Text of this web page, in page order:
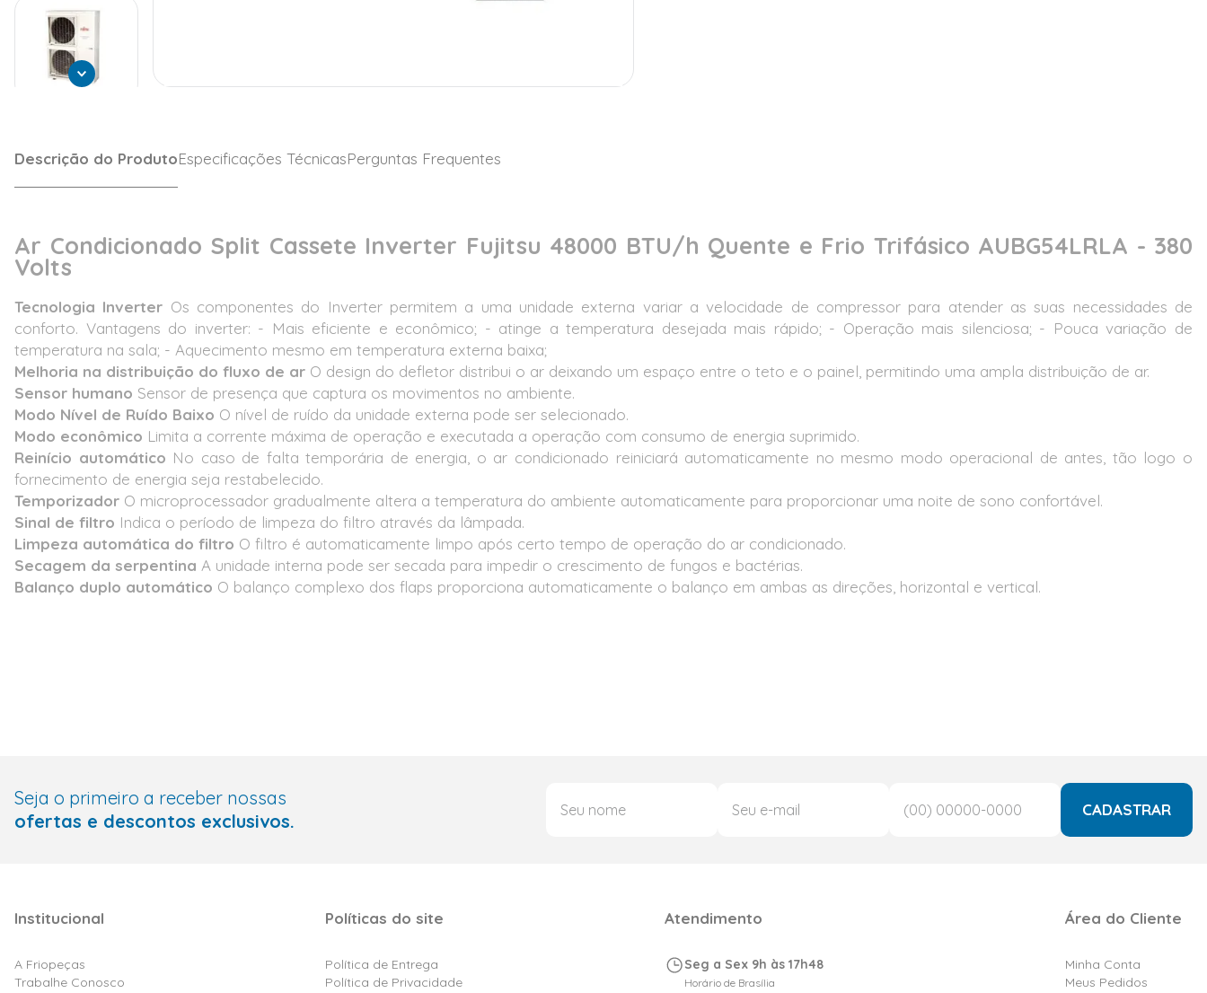
Descrição do ProdutoEspecificações TécnicasPerguntas Frequentes
Ar Condicionado Split Cassete Inverter Fujitsu 48000 BTU/h Quente e Frio Trifásico AUBG54LRLA - 380
Volts
Tecnologia Inverter Os componentes do Inverter permitem a uma unidade externa variar a velocidade de compressor para atender as suas necessidades de
conforto. Vantagens do inverter: - Mais eficiente e econômico; - atinge a temperatura desejada mais rápido; - Operação mais silenciosa; - Pouca variação de
temperatura na sala; - Aquecimento mesmo em temperatura externa baixa;
Melhoria na distribuição do fluxo de ar O design do defletor distribui o ar deixando um espaço entre o teto e o painel, permitindo uma ampla distribuição de ar.
Sensor humano Sensor de presença que captura os movimentos no ambiente.
Modo Nível de Ruído Baixo O nível de ruído da unidade externa pode ser selecionado.
Modo econômico Limita a corrente máxima de operação e executada a operação com consumo de energia suprimido.
Reinício automático No caso de falta temporária de energia, o ar condicionado reiniciará automaticamente no mesmo modo operacional de antes, tão logo o
fornecimento de energia seja restabelecido.
Temporizador O microprocessador gradualmente altera a temperatura do ambiente automaticamente para proporcionar uma noite de sono confortável.
Sinal de filtro Indica o período de limpeza do filtro através da lâmpada.
Limpeza automática do filtro O filtro é automaticamente limpo após certo tempo de operação do ar condicionado.
Secagem da serpentina A unidade interna pode ser secada para impedir o crescimento de fungos e bactérias.
Balanço duplo automático O balanço complexo dos flaps proporciona automaticamente o balanço em ambas as direções, horizontal e vertical.
Seja o primeiro a receber nossas
ofertas e descontos exclusivos.
CADASTRAR
Institucional
A Friopeças
Trabalhe Conosco
Políticas do site
Política de Entrega
Política de Privacidade
Atendimento
Seg a Sex 9h às 17h48
Horário de Brasília
Área do Cliente
Minha Conta
Meus Pedidos